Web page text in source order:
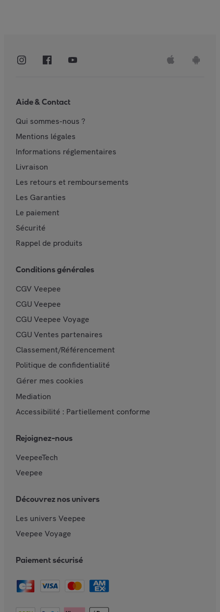
Aide & Contact
Qui sommes-nous ?
Mentions légales
Informations réglementaires
Livraison
Les retours et remboursements
Les Garanties
Le paiement
Sécurité
Rappel de produits
Conditions générales
CGV Veepee
CGU Veepee
CGU Veepee Voyage
CGU Ventes partenaires
Classement/Référencement
Politique de confidentialité
Gérer mes cookies
Mediation
Accessibilité : Partiellement conforme
Rejoignez-nous
VeepeeTech
Veepee
Découvrez nos univers
Les univers Veepee
Veepee Voyage
Paiement sécurisé